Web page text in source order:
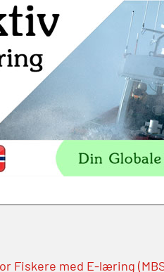
Fiskere med E-læring